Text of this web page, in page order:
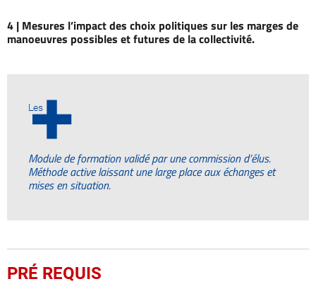
4 | Mesures l’impact des choix politiques sur les marges de
manoeuvres possibles et futures de la collectivité.
Les
+
Module de formation validé par une commission d’élus.
Méthode active laissant une large place aux échanges et
mises en situation.
PRÉ REQUIS